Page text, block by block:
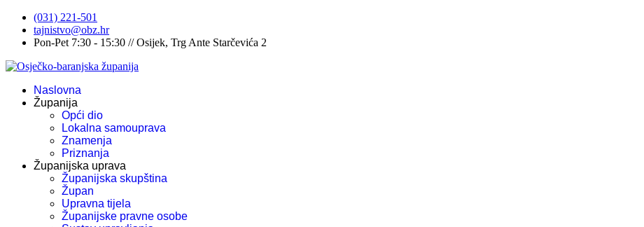
(031) 221-501
tajnistvo@obz.hr
Pon-Pet 7:30 - 15:30 // Osijek, Trg Ante Starčevića 2
Naslovna
Županija
Opći dio
Lokalna samouprava
Znamenja
Priznanja
Županijska uprava
Županijska skupština
Župan
Upravna tijela
Županijske pravne osobe